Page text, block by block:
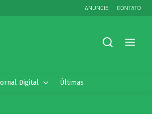
ANUNCIE CONTATO
Digital Últimas